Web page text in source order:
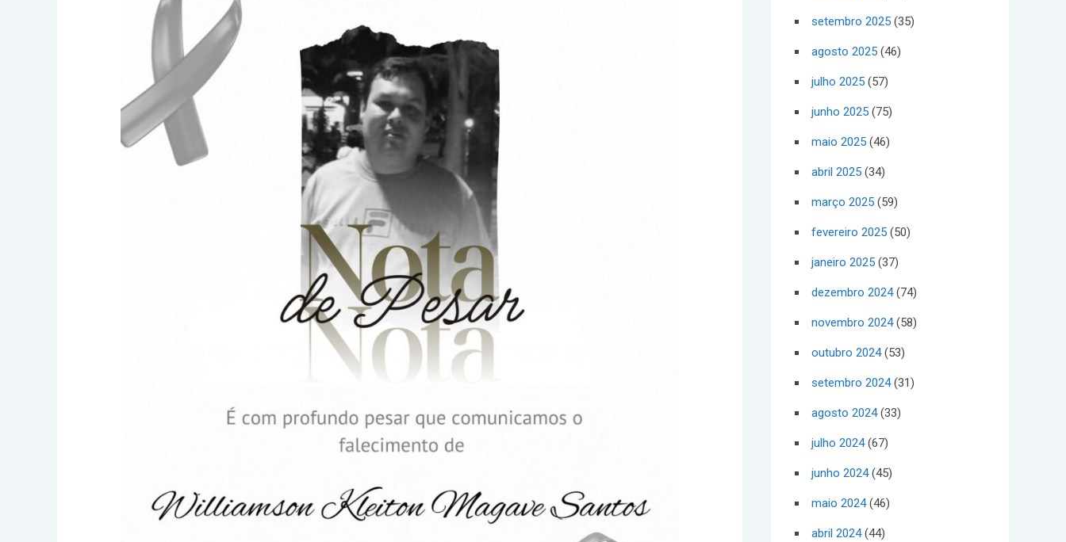
setembro 2025 (35)
agosto 2025 (46)
julho 2025 (57)
junho 2025 (75)
maio 2025 (46)
abril 2025 (34)
março 2025 (59)
fevereiro 2025 (50)
janeiro 2025 (37)
dezembro 2024(74)
novembro 2024(58)
outubro 2024(53)
setembro 2024(31)
agosto 2024(33)
julho 2024(67)
junho 2024(45)
maio 2024(46)
abril 2024(44)